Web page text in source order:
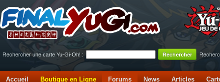
Rechercher une carte Yu-Gi-Oh! :
Accueil Boutique en Ligne Forums News Articles